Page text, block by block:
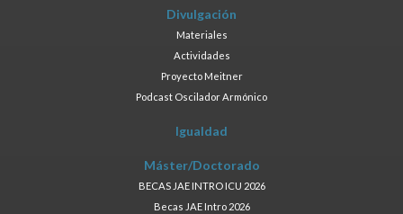
Divulgación
Materiales
Actividades
Proyecto Meitner
Podcast Oscilador Armónico
Igualdad
Máster/Doctorado
BECAS JAE INTRO ICU 2026
Becas JAE Intro 2026